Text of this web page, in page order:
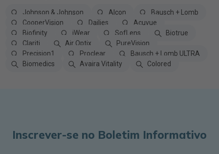
Johnson & Johnson Alcon
Bausch + Lomb
CooperVision
Dailies
Acuvue
Biofinity
iWear SofLens
Biotrue
Clariti
Air Optix
PureVision
Precision1
Proclear
Bausch + Lomb ULTRA
Biomedics
Avaira Vitality Colored
Inscrever-se no Boletim Informativo